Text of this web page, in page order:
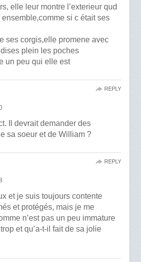
elle leur montre l’exterieur qud
si c était ses
ses corgis,elle promene avec
plein les poches
un peu qui elle est
Il devrait demander des
sa soeur et de William ?
REPLY
et je suis toujours contente
et protégés, mais je me
n’est pas un peu immature
et qu’a-t-il fait de sa jolie
REPLY